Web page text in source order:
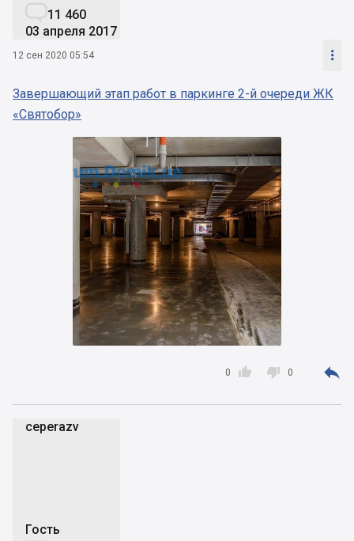
11 460
03 апреля 2017
12 сен 2020 05:54 
Завершающий этап работ в паркинге 2-й очереди ЖК
«Святобор»

0  0 
ceperazv
Гость